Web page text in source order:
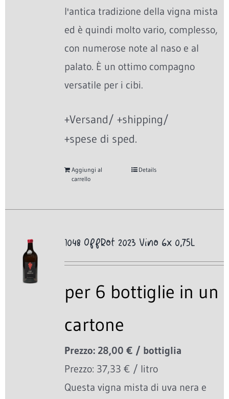
l'antica tradizione della vigna mista
ed è quindi molto vario, complesso,
con numerose note al naso e al
palato. È un ottimo compagno
versatile per i cibi.
+Versand/ +shipping/
+spese di sped.
Aggiungi al
carrello
Details
1048 OffRot 2023 Vino 6x 0,75L
per 6 bottiglie in un
cartone
Prezzo: 28,00 € / bottiglia
Prezzo: 37,33 € / litro
Questa vigna mista di uva nera e